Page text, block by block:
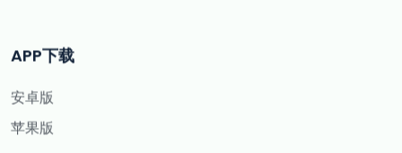
APP下载
安卓版
苹果版